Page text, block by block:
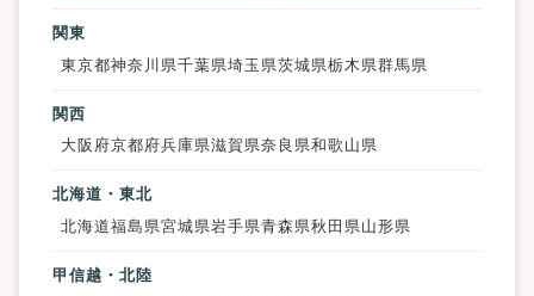
関東
東京都神奈川県千葉県埼玉県茨城県栃木県群馬県
関西
大阪府京都府兵庫県滋賀県奈良県和歌山県
北海道・東北
北海道福島県宮城県岩手県青森県秋田県 山形県
甲信越・北陸